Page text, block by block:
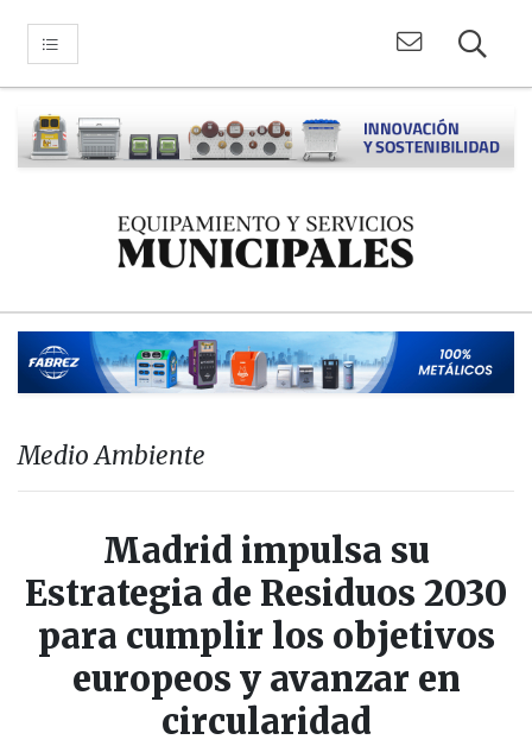
Medio Ambiente
Madrid impulsa su
Estrategia de Residuos 2030
para cumplir los objetivos
europeos y avanzar en
circularidad